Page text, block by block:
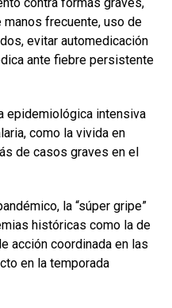
frecuente, uso de
evitar automedicación
ante fiebre persistente
epidemiológica intensiva
como la vivida en
de casos graves en el
la “súper gripe”
históricas como la de
acción coordinada en las
en la temporada